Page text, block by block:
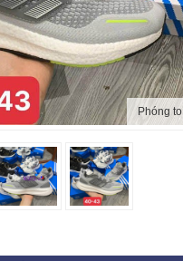
Phóng to